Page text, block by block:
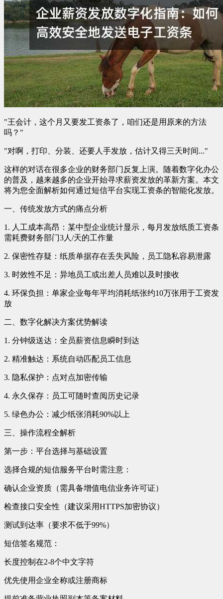
"王会计，这个月又要发工资条了，咱们还是用原来的方法
吗？"
"对啊，打印、分装、还要人手发放，估计又得三天时间..."
这样的对话在很多企业的财务部门反复上演。随着数字化办公
的普及，越来越多的企业开始寻求薪资发放的革新方案。本文
将为您全面解析如何通过短信平台实现工资条的智能化发放。
一、传统发放方式的痛点分析
1. 人工成本高昂：某中型企业统计显示，每月发放纸质工资条
需耗费财务部门3人/天的工作量
2. 保密性存疑：纸质单据存在丢失风险，员工隐私容易泄露
3. 时效性不足：异地员工或出差人员难以及时接收
4. 环保负担：单家企业每年平均消耗纸张约10万张用于工资发
放
二、数字化解决方案优势解读
1. 分钟级送达：全员薪资信息瞬时到达
2. 精准触达：系统自动匹配员工信息
3. 隐私保护：点对点加密传输
4. 永久保存：员工可随时查阅历史记录
5. 绿色办公：减少纸张消耗90%以上
三、操作流程全解析
第一步：平台选择与基础设置
选择合规的短信服务平台时需注意：
确认企业资质（需具备增值电信业务许可证）
检查接口安全性（建议采用HTTPS加密协议）
测试到达率（要求不低于99%）
短信签名规范：
长度控制在2-8个中文字符
优先使用企业全称或注册商标